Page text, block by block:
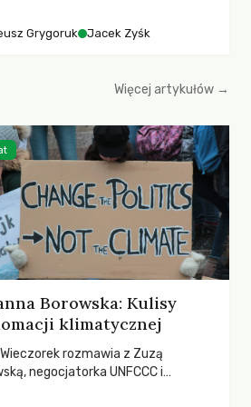
Grygoruk Jacek Zyśk
Więcej artykułów →
Borowska: Kulisy
klimatycznej
rozmawia z Zuzą
negocjatorka UNFCCC i